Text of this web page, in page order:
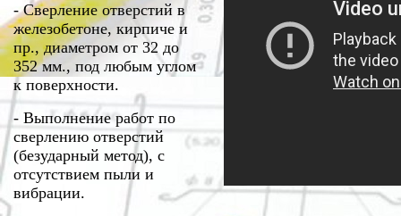
- Сверление отверстий в
железобетоне, кирпиче и
пр., диаметром от 32 до
352 мм., под любым углом
к поверхности.
- Выполнение работ по
сверлению отверстий
(безударный метод), с
отсутствием пыли и
вибрации.